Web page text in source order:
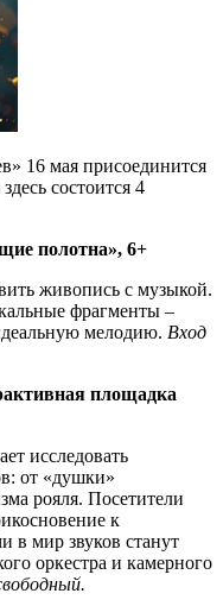
16 мая присоединится
состоится 4
полотна», 6+
живопись с музыкой.
фрагменты –
мелодию. Вход
площадка
исследовать
от «душки»
рояля. Посетители
к
в мир звуков станут
оркестра и камерного